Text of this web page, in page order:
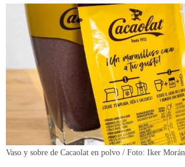
Vaso y sobre de Cacaolat en polvo / Foto: Iker Morán